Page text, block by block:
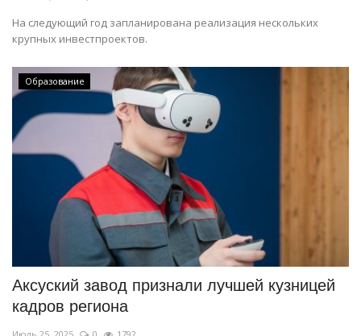
На следующий год запланирована реализация нескольких
крупных инвестпроектов.
Образование
Аксуский завод признали лучшей кузницей
кадров региона